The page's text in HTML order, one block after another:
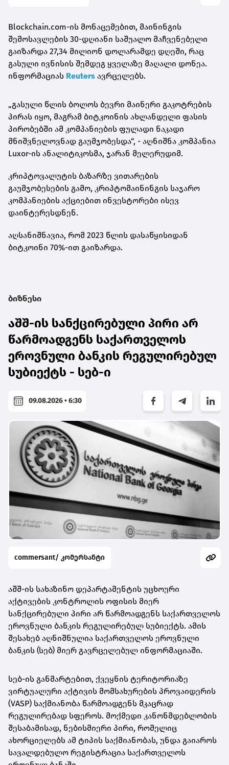
Blockchain.com-ის მონაცემებით, მაინინგის
შემოსავლების 30-დღიანი საშუალო მაჩვენებელი
გაიზარდა 27,34 მილიონ დოლარამდე დღეში, რაც
გასული ივნისის შემდეგ ყველაზე მაღალი დონეა.
ინფორმაციას Reuters ავრცელებს.
„გასული წლის ბოლოს ბევრი მაინერი გაკოტრების
პირას იყო, მაგრამ ბიტკოინის ახლანდელი ფასის
პირობებში ამ კომპანიების ფულადი ნაკადი
მნიშვნელოვნად გაუმჯობესდა“, - აღნიშნა კომპანია
Luxor-ის ანალიტიკოსმა, ჯარან მელერუდიმ.
კრიპტოვალუტის ბაზარზე ვითარების
გაუმჯობესების გამო, კრიპტომაინინგის საჯარო
კომპანიების აქციებით ინვესტორები ისევ
დაინტერესდნენ.
აღსანიშნავია, რომ 2023 წლის დასაწყისიდან
ბიტკოინი 70%-ით გაიზარდა.
ბიზნესი
აშშ-ის სანქცირებული პირი არ
წარმოადგენს საქართველოს
ეროვნული ბანკის რეგულირებულ
სუბიექტს - სებ-ი
09.08.2026 • 6:30
commersant/ კომერსანტი
აშშ-ის სახაზინო დეპარტამენტის უცხოური
აქტივების კონტროლის ოფისის მიერ
სანქცირებული პირი არ წარმოადგენს საქართველოს
ეროვნული ბანკის რეგულირებულ სუბიექტს. ამის
შესახებ აღნიშნულია საქართველოს ეროვნული
ბანკის (სებ) მიერ გავრცელებულ ინფორმაციაში.
სებ-ის განმარტებით, ქვეყნის ტერიტორიაზე
ვირტუალური აქტივის მომსახურების პროვაიდერის
(VASP) საქმიანობა წარმოადგენს მკაცრად
რეგულირებად სფეროს. მოქმედი კანონმდებლობის
შესაბამისად, ნებისმიერი პირი, რომელიც
ახორციელებს ამ ტიპის საქმიანობას, უნდა გაიაროს
სავალდებულო რეგისტრაცია საქართველოს